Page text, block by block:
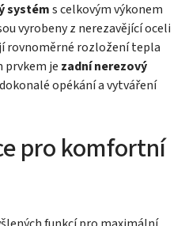
systéms celkovým výkonem
vyrobeny z nerezavějící oceli
rovnoměrné rozložení tepla
prvkem je zadní nerezový
opékání a vytváření
pro komfortní